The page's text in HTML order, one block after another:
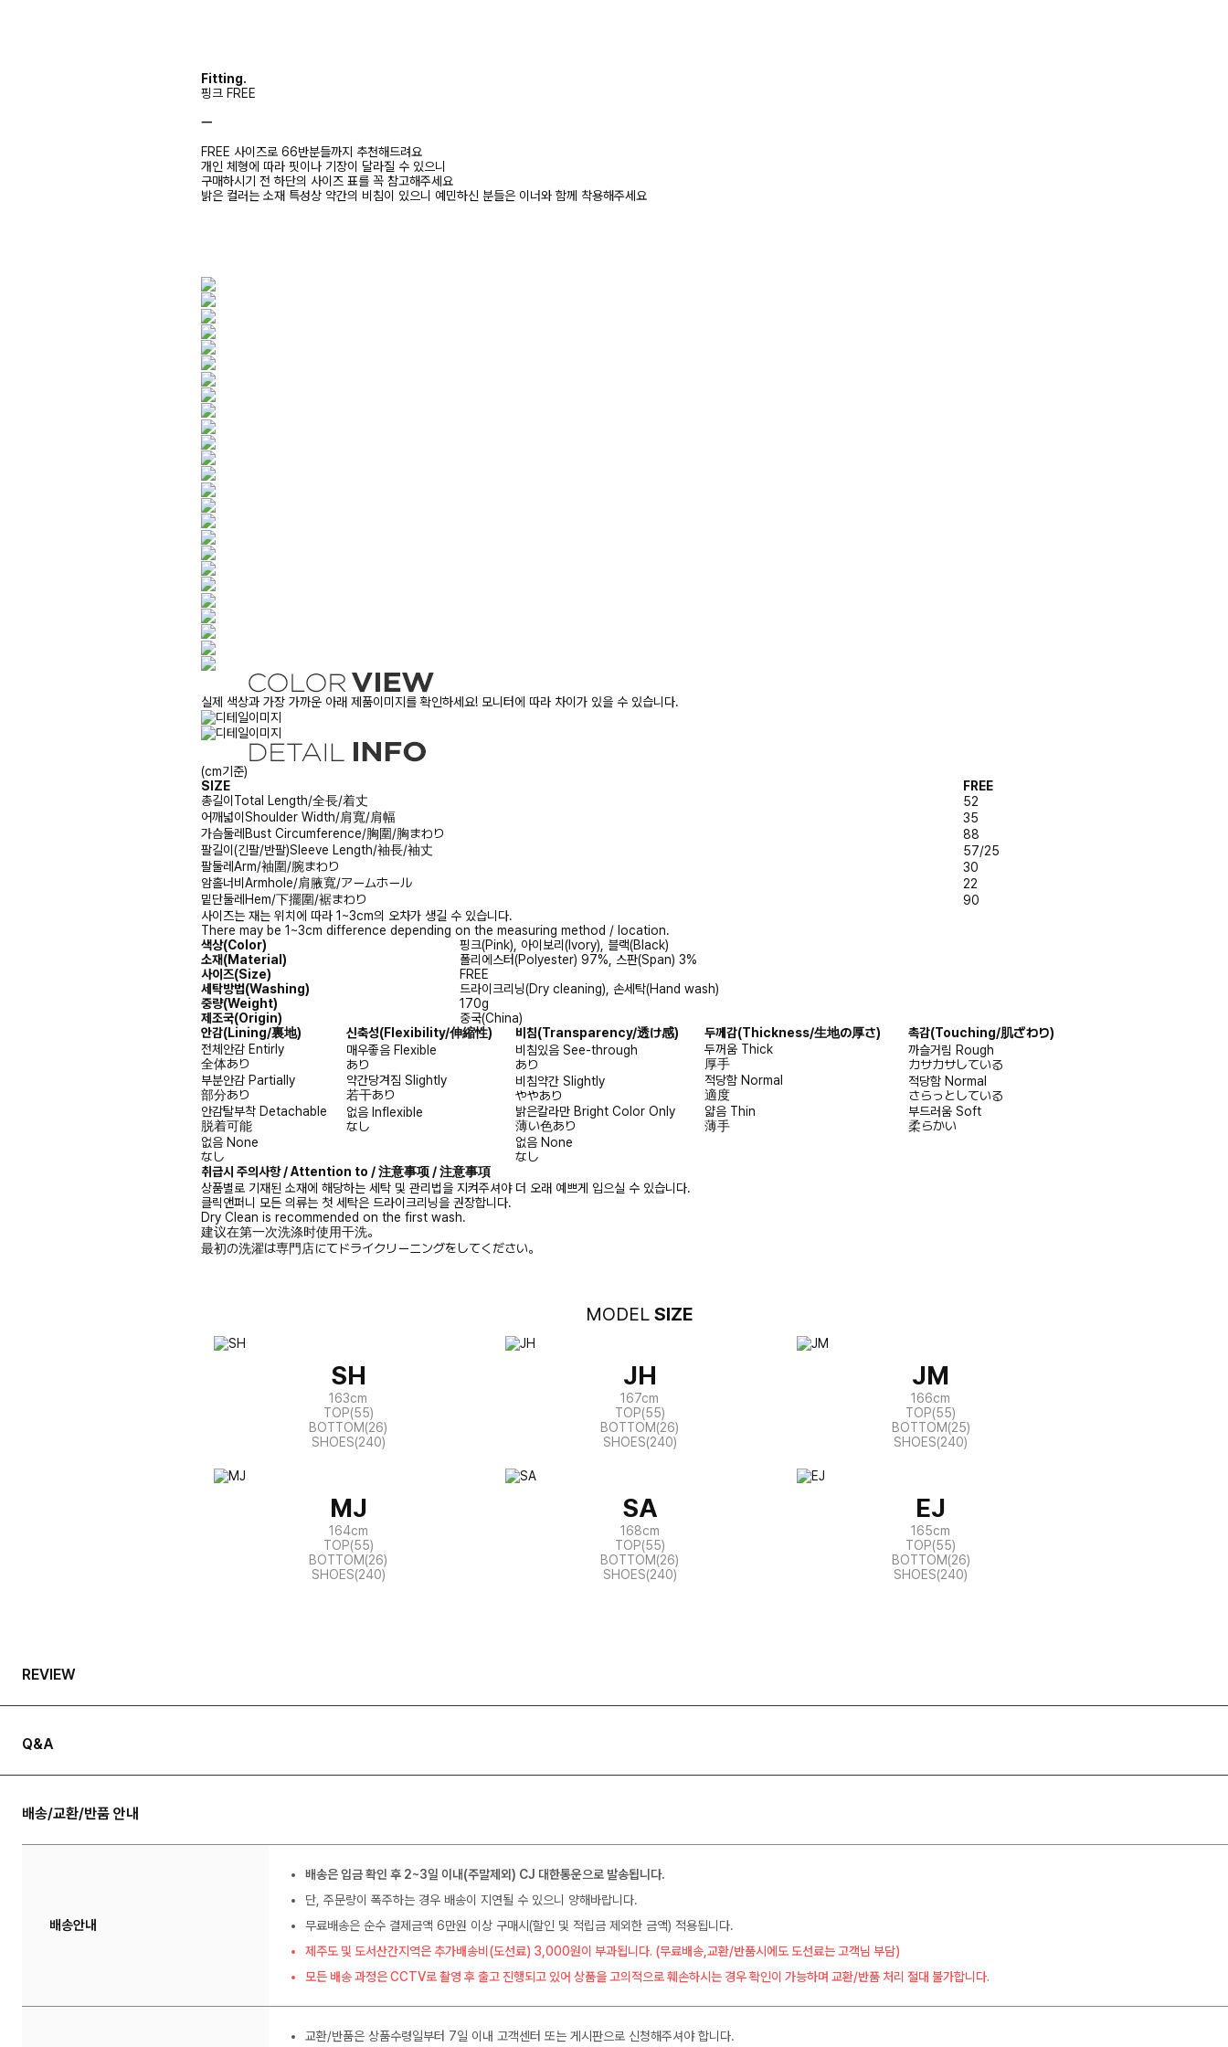
Fitting.
핑크 FREE
ㅡ
FREE 사이즈로 66반분들까지 추천해드려요
개인 체형에 따라 핏이나 기장이 달라질 수 있으니
구매하시기 전 하단의 사이즈 표를 꼭 참고해주세요
밝은 컬러는 소재 특성상 약간의 비침이 있으니 예민하신 분들은 이너와 함께 착용해주세요
실제 색상과 가장 가까운 아래 제품이미지를 확인하세요! 모니터에 따라 차이가 있을 수 있습니다.
(cm기준)
SIZE
FREE
총길이 Total Length/全長/着丈
52
어깨넓이 Shoulder Width/肩寬/肩幅
35
가슴둘레 Bust Circumference/胸圍/胸まわり
88
팔길이(긴팔/반팔)Sleeve Length/袖長/袖丈
57/25
팔둘레Arm/袖圍/腕まわり
30
암홀너비 Armhole/肩腋寬/アームホール
22
밑단둘레 Hem/下擺圍/裾まわり
90
사이즈는 재는 위치에 따라 1~3cm의 오차가 생길 수 있습니다.
There may be 1~3cm difference depending on the measuring method / location.
색상(Color)
핑크(Pink), 아이보리(Ivory), 블랙(Black)
소재(Material)
폴리에스터(Polyester) 97%, 스판(Span) 3%
사이즈(Size)
FREE
세탁방법(Washing)
드라이크리닝(Dry cleaning), 손세탁(Hand wash)
중량(Weight)
170g
제조국(Origin)
중국(China)
안감(Lining/裏地) 신축성(Flexibility/伸縮性) 비침(Transparency/透け感) 두께감(Thickness/生地の厚さ) 촉감(Touching/肌ざわり)
전체안감 Entirly
全体あり
매우좋음 Flexible
あり
비침있음 See-through
あり
두꺼움 Thick
厚手
까슬거림 Rough
カサカサしている
부분안감 Partially
部分あり
약간당겨짐 Slightly
若干あり
비침약간 Slightly
ややあり
적당함 Normal
適度
적당함 Normal
さらっとしている
안감탈부착 Detachable
脱着可能
없음 Inflexible
なし
밝은칼라만 Bright Color Only
薄い色あり
얇음 Thin
薄手
부드러움 Soft
柔らかい
없음 None
なし
없음 None
なし
취급시 주의사항 / Attention to / 注意事项 / 注意事項
상품별로 기재된 소재에 해당하는 세탁 및 관리법을 지켜주셔야 더 오래 예쁘게 입으실 수 있습니다.
클릭앤퍼니 모든 의류는 첫 세탁은 드라이크리닝을 권장합니다.
Dry Clean is recommended on the first wash.
建议在第一次洗涤时使用干洗。
最初の洗濯は専門店にてドライクリーニングをしてください。
MODEL SIZE
SH
163cm
TOP(55)
BOTTOM(26)
SHOES(240)
JH
167cm
TOP(55)
BOTTOM(26)
SHOES(240)
JM
166cm
TOP(55)
BOTTOM(25)
SHOES(240)
MJ
164cm
TOP(55)
BOTTOM(26)
SHOES(240)
SA
168cm
TOP(55)
BOTTOM(26)
SHOES(240)
EJ
165cm
TOP(55)
BOTTOM(26)
SHOES(240)
REVIEW
Q&A
배송/교환/반품 안내
배송안내
배송은 입금 확인 후 2~3일 이내(주말제외) CJ 대한통운으로 발송됩니다.
단, 주문량이 폭주하는 경우 배송이 지연될 수 있으니 양해바랍니다.
무료배송은 순수 결제금액 6만원 이상 구매시(할인 및 적립금 제외한 금액) 적용됩니다.
제주도 및 도서산간지역은 추가배송비(도선료) 3,000원이 부과됩니다. (무료배송,교환/반품시에도 도선료는 고객님 부담)
모든 배송 과정은 CCTV로 촬영 후 출고 진행되고 있어 상품을 고의적으로 훼손하시는 경우 확인이 가능하며 교환/반품 처리 절대 불가합니다.
교환/반품은 상품수령일부터 7일 이내 고객센터 또는 게시판으로 신청해주셔야 합니다.